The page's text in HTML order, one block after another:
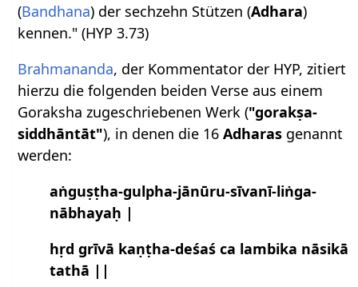
(Bandhana) der sechzehn Stützen (Adhara)
kennen." (HYP 3.73)
Brahmananda, der Kommentator der HYP, zitiert
hierzu die folgenden beiden Verse aus einem
Goraksha zugeschriebenen Werk ("gorakṣa-
siddhāntāt"), in denen die 16Adharas genannt
werden:
aṅguṣṭha-gulpha-jānūru-sīvanī-liṅga-
nābhayaḥ |
hṛd grīvā kaṇṭha-deśaś ca lambika nāsikā
tathā ||